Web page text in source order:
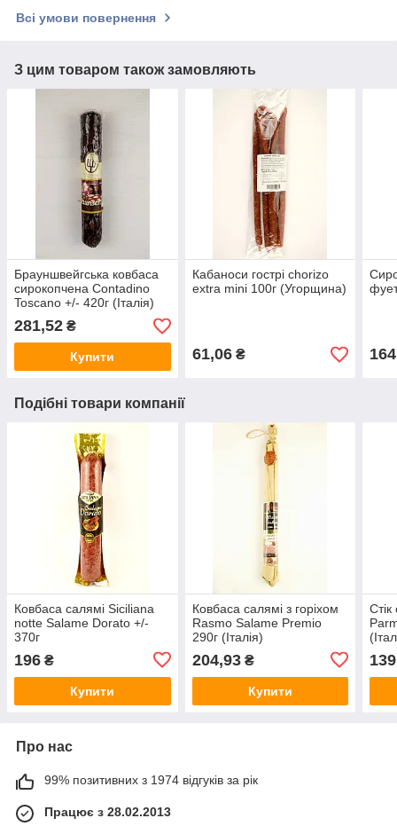
Всі умови повернення
З цим товаром також замовляють
Брауншвейгська ковбаса
сирокопчена Contadino
Toscano +/- 420г (Італія)
281,52 ₴
Купити
Кабаноси гострі chorizo
extra mini 100г (Угорщина)
61,06₴
Подібні товари компанії
Ковбаса салямі Siciliana
notte Salame Dorato +/-
370г
196 ₴
Купити
Ковбаса салямі з горіхом
Rasmo Salame Premio
290г (Італія)
204,93₴
Купити
Про нас
99% позитивних з 1974 відгуків за рік
Працює з 28.02.2013